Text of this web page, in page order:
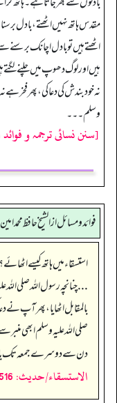
مقدس ہاتھ نہیں اٹھتے، بادل
اٹھتے ہیں تو بادل اچانک برسنے
ہیں اور لوگ دھوپ میں چلنے لگتے
نہ خود بندش کی دعا کی، پھر فخر
وسلم ۔۔۔
[سنن نسائی ترجمہ و
فوائد ومسائل از الشيخ حافظ محمد
استسقاء میں ہاتھ کیسے اٹھائے؟
... چنانچہ رسول اللہ صلی
بالمقابل اٹھایا، پھر آپ نے
صلی اللہ علیہ وسلم ابھی
دن سے دوسرے جمعہ تک
الاستسقاء/حدیث: 1516]